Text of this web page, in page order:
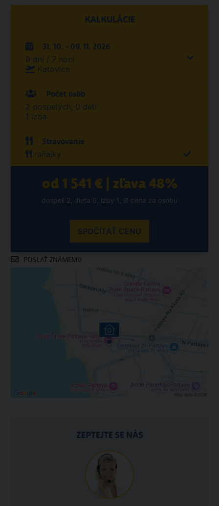
KALKULÁCIE
31. 10. - 09. 11. 2026
9 dní / 7 nocí
Katovice
Počet osôb
2 dospelých, 0 detí
1 izba
Stravovanie
raňajky
od 1 541 € | zľava 48%
dospelí 2, dieťa 0, izby 1, Ø cena za osobu
SPOČÍTAŤ CENU
POSLAŤ ZNÁMEMU
ZEPTEJTE SE NÁS